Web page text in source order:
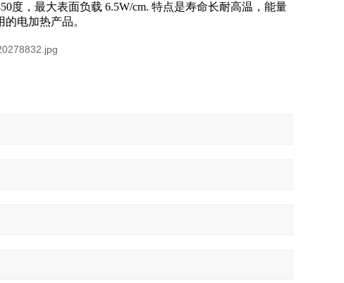
度，最大表面负载 6.5W/cm. 特点是寿命长耐高温，能量
电加热产品。